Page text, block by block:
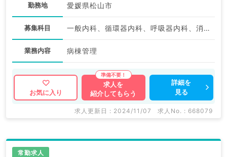
勤務地 愛媛県松山市
募集科目 一般内科、循環器内科、呼吸器内科、消化器内科、内分泌・代謝内科
業務内容 病棟管理
お気に入り
求人を
紹介してもらう
詳細を
見る
求人更新日 : 2024/11/07 求人No. : 668079
常勤求人